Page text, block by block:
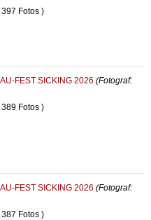
397 Fotos )
AU-FEST SICKING 2026 (Fotograf:
389 Fotos )
AU-FEST SICKING 2026 (Fotograf:
387 Fotos )